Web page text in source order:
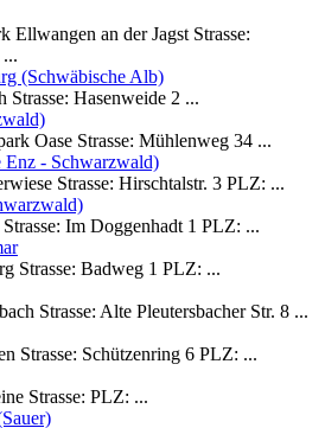
Ellwangen an der Jagst Strasse:
(Schwäbische Alb)
Strasse: Hasenweide 2 ...
Oase Strasse: Mühlenweg 34 ...
Enz - Schwarzwald)
Strasse: Hirschtalstr. 3 PLZ: ...
Im Doggenhadt 1 PLZ: ...
Strasse: Badweg 1 PLZ: ...
Strasse: Alte Pleutersbacher Str. 8 ...
Strasse: Schützenring 6 PLZ: ...
Strasse: PLZ: ...